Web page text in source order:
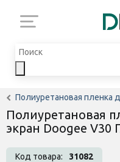
Полиуретановая пленка
Полиуретановая
экран Doogee V30
Код товара: 31082